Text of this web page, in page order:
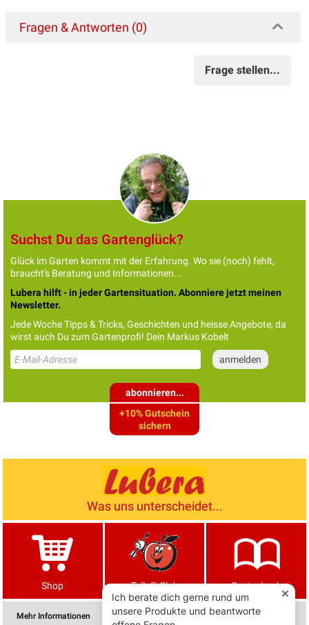
Fragen & Antworten (0)
Frage stellen...
Suchst Du das Gartenglück?
Glück im Garten kommt mit der Erfahrung. Wo sie (noch) fehlt,
braucht's Beratung und Informationen...
Lubera hilft - in jeder Gartensituation. Abonniere jetzt meinen
Newsletter.
Jede Woche Tipps & Tricks, Geschichten und heisse Angebote, da
wirst auch Du zum Gartenprofi! Dein Markus Kobelt
abonnieren...
+10% Gutschein
sichern
Was uns unterscheidet...
Shop Tells® Club Gartenbuch
Mehr Informationen